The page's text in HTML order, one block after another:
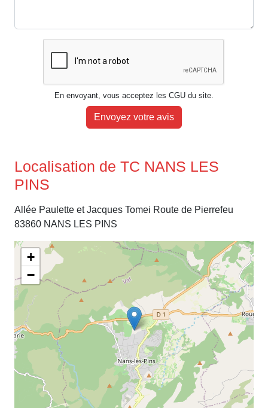
En envoyant, vous acceptez les CGU du site.
Envoyez votre avis
Localisation de TC NANS LES
PINS
Allée Paulette et Jacques Tomei Route de Pierrefeu
83860 NANS LES PINS
+
−